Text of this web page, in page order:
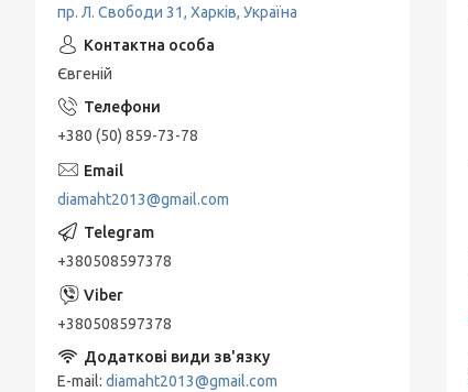
пр. Л. Свободи 31, Харків, Україна
Євгеній
+380 (50) 859-73-78
diamaht2013@gmail.com
+380508597378
+380508597378
E-mail diamaht2013@gmail.com